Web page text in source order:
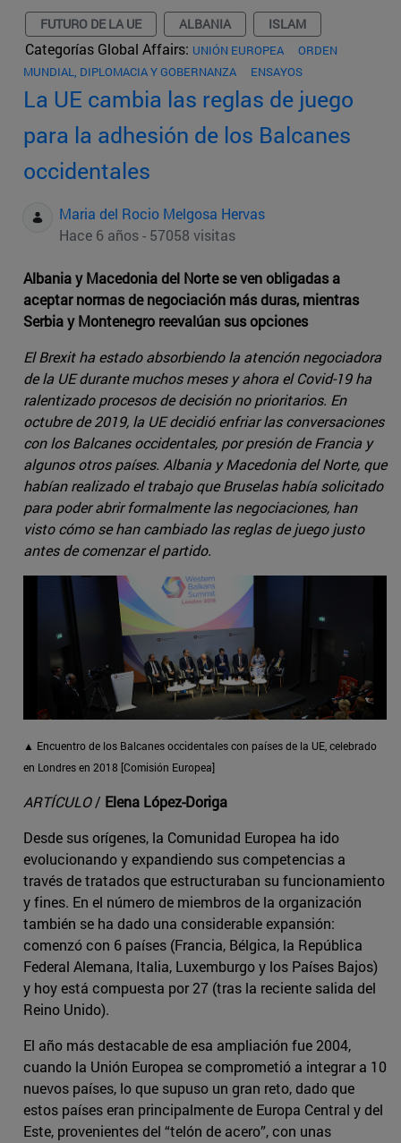
FUTURO DE LA UE ALBANIA ISLAM
Categorías Global Affairs: UNIÓN EUROPEA
ORDEN
MUNDIAL, DIPLOMACIA Y GOBERNANZA
ENSAYOS
La UE cambia las reglas de juego
para la adhesión de los Balcanes
occidentales
Maria del Rocio Melgosa Hervas
Hace 6 años - 57058 visitas
Albania y Macedonia del Norte se ven obligadas a
aceptar normas de negociación más duras, mientras
Serbia y Montenegro reevalúan sus opciones
El Brexit ha estado absorbiendo la atención negociadora
de la UE durante muchos meses y ahora el Covid-19 ha
ralentizado procesos de decisión no prioritarios. En
octubre de 2019, la UE decidió enfriar las conversaciones
con los Balcanes occidentales, por presión de Francia y
algunos otros países. Albania y Macedonia del Norte, que
habían realizado el trabajo que Bruselas había solicitado
para poder abrir formalmente las negociaciones, han
visto cómo se han cambiado las reglas de juego justo
antes de comenzar el partido.
▲ Encuentro de los Balcanes occidentales con países de la UE, celebrado
en Londres en 2018 [Comisión Europea]
ARTÍCULO/ Elena López-Doriga
Desde sus orígenes, la Comunidad Europea ha ido
evolucionando y expandiendo sus competencias a
través de tratados que estructuraban su funcionamiento
y fines. En el número de miembros de la organización
también se ha dado una considerable expansión:
comenzó con 6 países (Francia, Bélgica, la República
Federal Alemana, Italia, Luxemburgo y los Países Bajos)
y hoy está compuesta por 27 (tras la reciente salida del
Reino Unido).
El año más destacable de esa ampliación fue 2004,
cuando la Unión Europea se comprometió a integrar a 10
nuevos países, lo que supuso un gran reto, dado que
estos países eran principalmente de Europa Central y del
Este, provenientes del “telón de acero”, con unas